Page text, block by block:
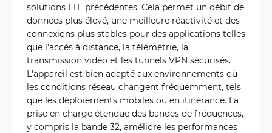
solutions LTE précédentes. Cela permet un débit de
données plus élevé, une meilleure réactivité et des
connexions plus stables pour des applications telles
que l'accès à distance, la télémétrie, la
transmission vidéo et les tunnels VPN sécurisés.
L'appareil est bien adapté aux environnements où
les conditions réseau changent fréquemment, tels
que les déploiements mobiles ou en itinérance. La
prise en charge étendue des bandes de fréquences,
y compris la bande 32, améliore les performances